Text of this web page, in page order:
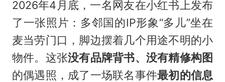
2026年4月底，一名网友在小红书上发布
了一张照片：多邻国的IP形象“多儿”坐在
麦当劳门口，脚边摆着几个用途不明的小
物件。这张没有品牌背书、没有精修构图
的偶遇照，成了一场联名事件最初的信息